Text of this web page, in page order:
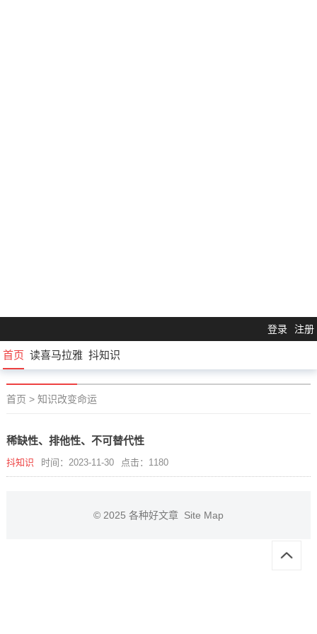
登录 注册
首页 读喜马拉雅 抖知识
首页 > 知识改变命运
稀缺性、排他性、不可替代性
抖知识 时间：2023-11-30 点击：1180
© 2025 各种好文章 Site Map